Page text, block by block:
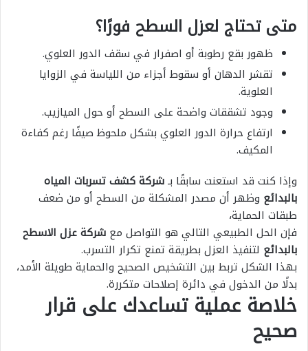
متى تحتاج لعزل السطح فورًا؟
ظهور بقع رطوبة أو اصفرار في سقف الدور العلوي.
تقشر الدهان أو سقوط أجزاء من اللياسة في الزوايا
العلوية.
وجود تشققات واضحة على السطح أو حول الميازيب.
ارتفاع حرارة الدور العلوي بشكل ملحوظ صيفًا رغم كفاءة
المكيف.
وإذا كنت قد استعنت سابقًا بـشركة كشف تسربات المياه
بالبدائع وظهر أن مصدر المشكلة من السطح أو من ضعف
طبقات الحماية،
فإن الحل الطبيعي التالي هو التواصل مع شركة عزل الاسطح
بالبدائع لتنفيذ العزل بطريقة تمنع تكرار التسرب.
بهذا الشكل تربط بين التشخيص الصحيح والحماية طويلة الأمد،
بدلًا من الدخول في دائرة إصلاحات متكررة.
خلاصة عملية تساعدك على قرار
صحيح